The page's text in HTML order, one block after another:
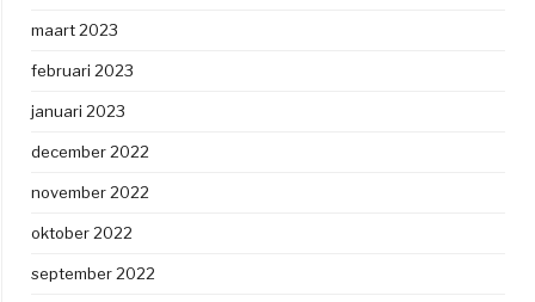
maart 2023
februari 2023
januari 2023
december 2022
november 2022
oktober 2022
september 2022